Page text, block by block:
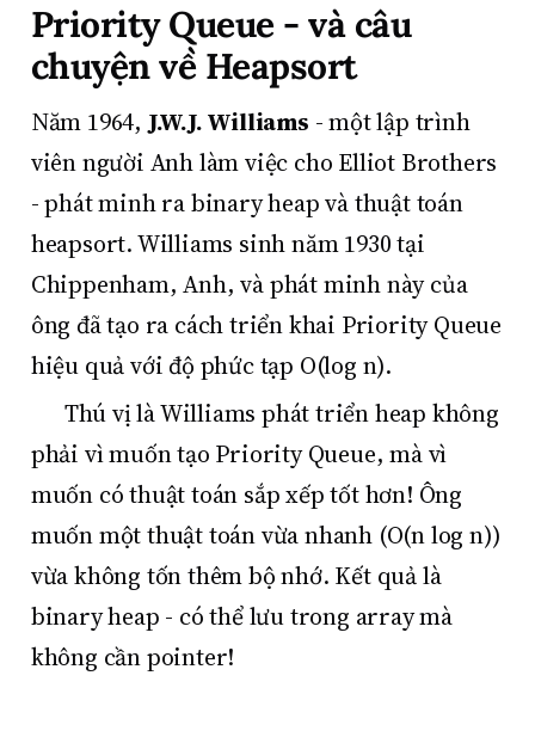
Priority Queue - và câu
chuyện về Heapsort
Năm 1964,J.W.J. Williams - một lập trình
viên người Anh làm việc cho Elliot Brothers
- phát minh ra binary heap và thuật toán
heapsort. Williams sinh năm 1930 tại
Chippenham, Anh, và phát minh này của
ông đã tạo ra cách triển khai Priority Queue
hiệu quả với độ phức tạp O(log n).
Thú vị là Williams phát triển heap không
phải vì muốn tạo Priority Queue, mà vì
muốn có thuật toán sắp xếp tốt hơn! Ông
muốn một thuật toán vừa nhanh (O(n log n))
vừa không tốn thêm bộ nhớ. Kết quả là
binary heap - có thể lưu trong array mà
không cần pointer!